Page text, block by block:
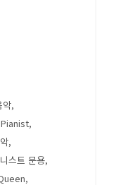
악
Pianist
스트 문용